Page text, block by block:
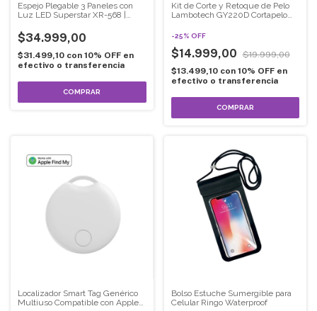
Espejo Plegable 3 Paneles con
Luz LED Superstar XR-568 |
$34.999,00
$31.499,10 con 10% OFF en
efectivo o transferencia
Kit de Corte y Retoque de Pelo
Lambotech GY220D Cortapelo
-25% OFF
$14.999,00
$19.999,00
$13.499,10 con 10% OFF en
efectivo o transferencia
Localizador Smart Tag Genérico
Multiuso Compatible con Apple
Bolso Estuche Sumergible para
Celular Ringo Waterproof